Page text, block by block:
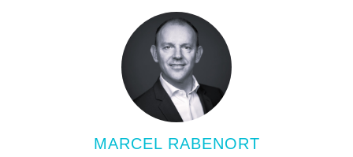
MARCEL RABENORT